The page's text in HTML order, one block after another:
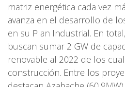
matriz energética cada vez
avanza en el desarrollo de
en su Plan Industrial. En
buscan sumar 2 GW de
renovable al 2022 de los
construcción. Entre los